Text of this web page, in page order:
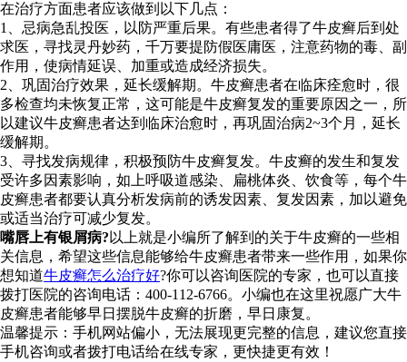
在治疗方面患者应该做到以下几点：
1、忌病急乱投医，以防严重后果。有些患者得了牛皮癣后到处
求医，寻找灵丹妙药，千万要提防假医庸医，注意药物的毒、副
作用，使病情延误、加重或造成经济损失。
2、巩固治疗效果，延长缓解期。牛皮癣患者在临床痊愈时，很
多检查均未恢复正常，这可能是牛皮癣复发的重要原因之一，所
以建议牛皮癣患者达到临床治愈时，再巩固治病2~3个月，延长
缓解期。
3、寻找发病规律，积极预防牛皮癣复发。牛皮癣的发生和复发
受许多因素影响，如上呼吸道感染、扁桃体炎、饮食等，每个牛
皮癣患者都要认真分析发病前的诱发因素、复发因素，加以避免
或适当治疗可减少复发。
嘴唇上有银屑病? 以上就是小编所了解到的关于牛皮癣的一些相
关信息，希望这些信息能够给牛皮癣患者带来一些作用，如果你
想知道牛皮癣怎么治疗好?你可以咨询医院的专家，也可以直接
拨打医院的咨询电话：400-112-6766。小编也在这里祝愿广大牛
皮癣患者能够早日摆脱牛皮癣的折磨，早日康复。
温馨提示：手机网站偏小，无法展现更完整的信息，建议您直接
手机咨询或者拨打电话给在线专家，更快捷更有效！